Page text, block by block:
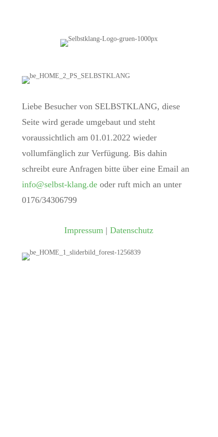
Liebe Besucher von SELBSTKLANG, diese
Seite wird gerade umgebaut und steht
voraussichtlich am 01.01.2022 wieder
vollumfänglich zur Verfügung. Bis dahin
schreibt eure Anfragen bitte über eine Email an
info@selbst-klang.deoder ruft mich an unter
0176/34306799
Impressum |Datenschutz